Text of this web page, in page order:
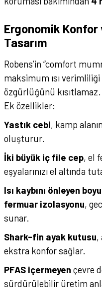
Ergonomik Konfor
Tasarım
Robens’in “comfort
maksimum ısı
özgürlüğünü kısıtlamaz.
Ek özellikler:
Yastık cebi, kamp
oluşturur.
İki büyük iç file cep, el
eşyalarınızı el altında
Isı kaybını önleyen
fermuar izolasyonu,
sunar.
Shark-fin ayak kutusu,
ekstra konfor sağlar.
PFAS içermeyen çevre
sürdürülebilir üretim